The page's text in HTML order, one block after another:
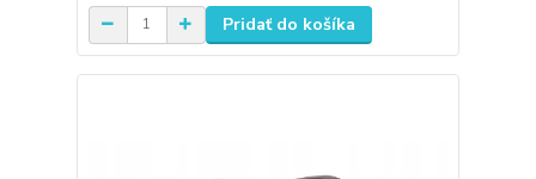
Pridať do košíka